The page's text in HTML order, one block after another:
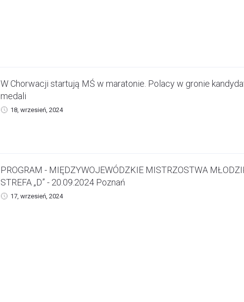
W Chorwacji startują MŚ w maratonie. Polacy w gronie
medali
18, wrzesień, 2024
PROGRAM - MIĘDZYWOJEWÓDZKIE MISTRZOSTWA
STREFA „D” - 20.09.2024 Poznań
17, wrzesień, 2024